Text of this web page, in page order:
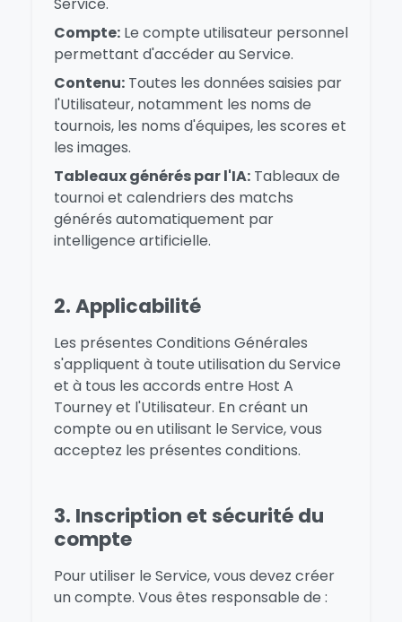
Compte: Le compte utilisateur personnel
permettant d'accéder au Service.
Contenu: Toutes les données saisies par
l'Utilisateur, notamment les noms de
tournois, les noms d'équipes, les scores et
les images.
Tableaux générés par l'IA: Tableaux de
tournoi et calendriers des matchs
générés automatiquement par
intelligence artificielle.
2. Applicabilité
Les présentes Conditions Générales
s'appliquent à toute utilisation du Service
et à tous les accords entre Host A
Tourney et l'Utilisateur. En créant un
compte ou en utilisant le Service, vous
acceptez les présentes conditions.
3. Inscription et sécurité du
compte
Pour utiliser le Service, vous devez créer
un compte. Vous êtes responsable de :